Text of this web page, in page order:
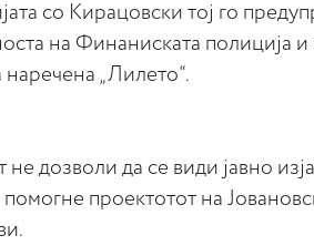
со Кирацовски тој го
на Финаниската полиција и
„Лилето“.
не дозволи да се види јавно
помогне проектотот на